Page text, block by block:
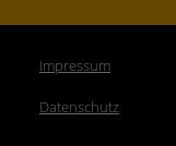
Impressum
Datenschutz